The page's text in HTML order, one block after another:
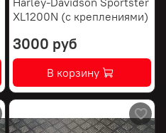
XL1200N (с креплениями)
3000 руб
В корзину